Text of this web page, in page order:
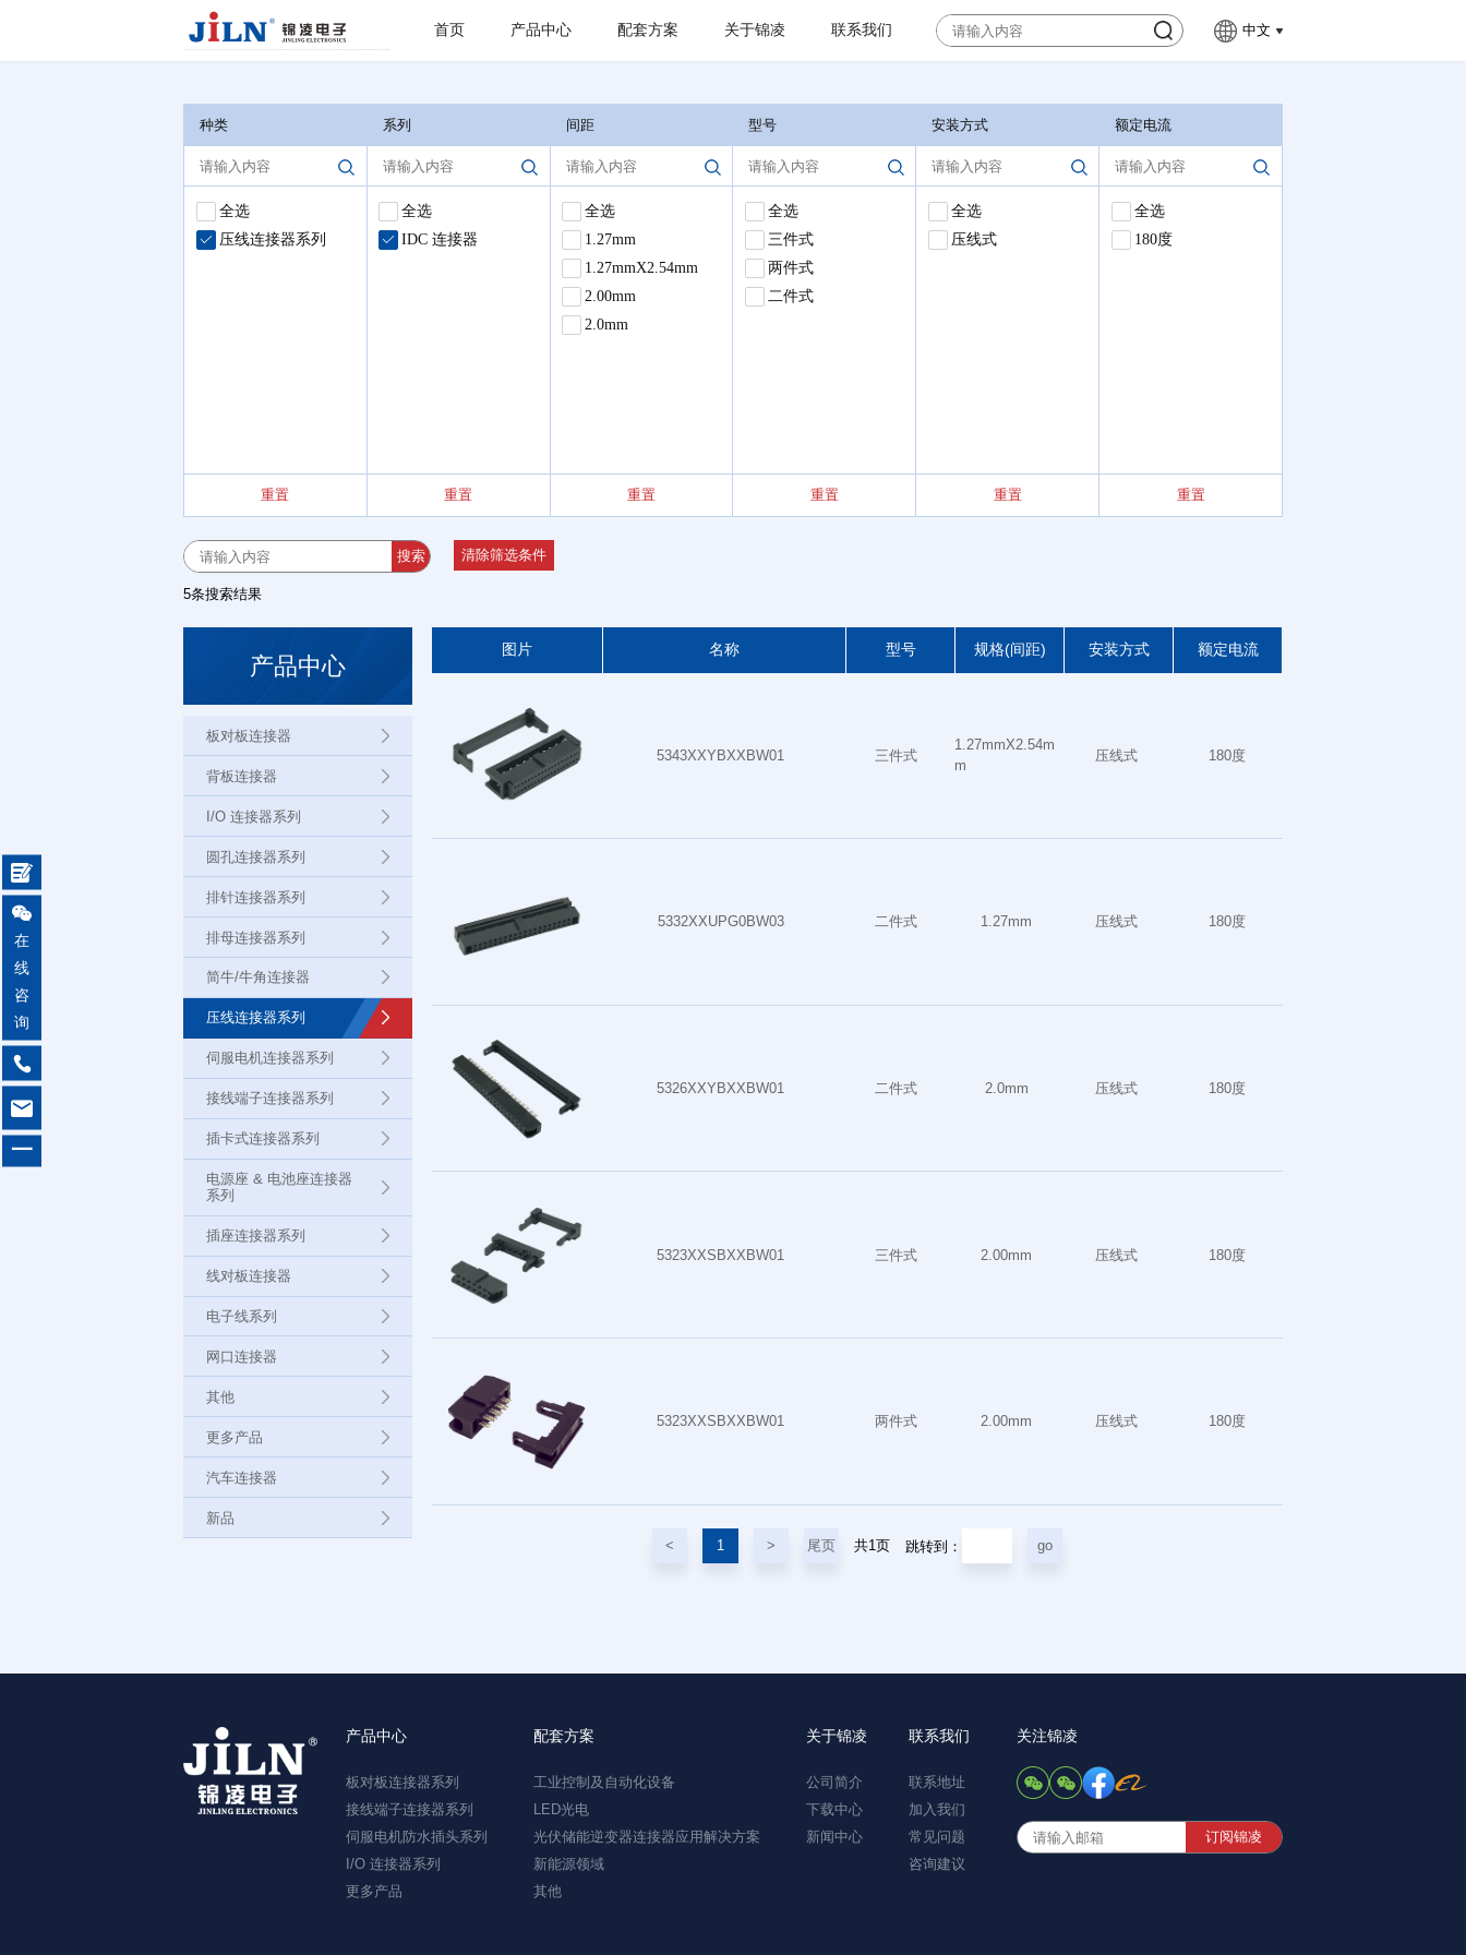
首页 产品中心
背板连接器
I/O 连接器系列
圆孔连接器系列
简牛 & 牛角 连接器
伺服电机连接器系
接线端子连接器系
列
电源座 & 电池座连
接器系列
插座连接器系列
线对板连接器
网口连接器
板对板连接器系列
板对板连接器 YFCS公母座连接器
浮动式板对板连接
高速平面板对板连
配套方案
LED光电
光伏储能逆变器
新能源领域
关于锦凌 联系我们
加入我们
中文
首页 > IDC 连接器
种类
全选
压线连接器系列
重置
系列
全选
IDC 连接器
重置
间距
全选
1.27mm
1.27mmX2.54mm
2.00mm
2.0mm
重置
型号
全选
三件式
两件式
二件式
重置
安装方式
全选
压线式
重置
额定电流
全选
180度
重置
搜索 清除筛选条件
5条搜索结果
产品中心
板对板连接器
背板连接器
I/O 连接器系列
圆孔连接器系列
排针连接器系列
排母连接器系列
简牛/牛角连接器
压线连接器系列
伺服电机连接器系列
接线端子连接器系列
插卡式连接器系列
电源座 & 电池座连接器
系列
插座连接器系列
线对板连接器
电子线系列
网口连接器
其他
更多产品
汽车连接器
新品
图片 名称 型号 规格(间距) 安装方式 额定电流
5343XXYBXXBW01 三件式
1.27mmX2.54m
m
压线式 180度
5332XXUPG0BW03 二件式 1.27mm 压线式 180度
5326XXYBXXBW01 二件式 2.0mm 压线式 180度
5323XXSBXXBW01 三件式 2.00mm 压线式 180度
5323XXSBXXBW01 两件式 2.00mm 压线式 180度
< 1 > 尾页 共1页 跳转到： go
产品中心
板对板连接器系列
接线端子连接器系列
伺服电机防水插头系列
I/O 连接器系列
更多产品
配套方案
工业控制及自动化设备
LED光电
光伏储能逆变器连接器应用解决方案
新能源领域
其他
关于锦凌
公司简介
下载中心
新闻中心
联系我们
联系地址
加入我们
常见问题
咨询建议
关注锦凌
订阅锦凌


在
线
咨
询


一